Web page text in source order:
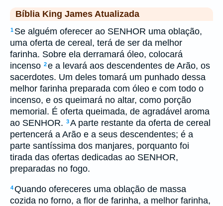
Bíblia King James Atualizada
1 Se alguém oferecer ao SENHOR uma oblação,
uma oferta de cereal, terá de ser da melhor
farinha. Sobre ela derramará óleo, colocará
incenso 2e a levará aos descendentes de Arão, os
sacerdotes. Um deles tomará um punhado dessa
melhor farinha preparada com óleo e com todo o
incenso, e os queimará no altar, como porção
memorial. É oferta queimada, de agradável aroma
ao SENHOR. 3A parte restante da oferta de cereal
pertencerá a Arão e a seus descendentes; é a
parte santíssima dos manjares, porquanto foi
tirada das ofertas dedicadas ao SENHOR,
preparadas no fogo.
4Quando ofereceres uma oblação de massa
cozida no forno, a flor de farinha, a melhor farinha,